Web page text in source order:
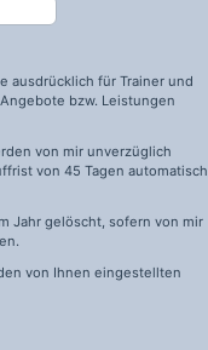
ausdrücklich für Trainer und
bzw. Leistungen
von mir unverzüglich
von 45 Tagen automatisch
Jahr gelöscht, sofern von mir
von Ihnen eingestellten